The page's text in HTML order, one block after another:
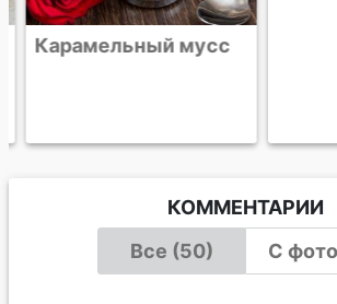
Карамельный мусс
КОММЕНТАРИИ
Все (50)
С